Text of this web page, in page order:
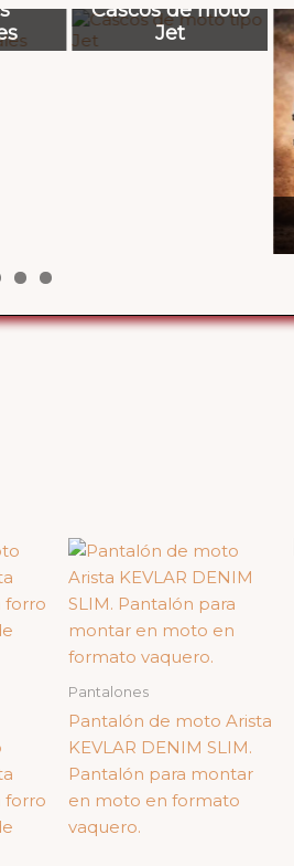
moto
forro
Pantalones
Pantalón de moto Arista
KEVLAR DENIM SLIM.
Pantalón para montar
en moto en formato
vaquero.